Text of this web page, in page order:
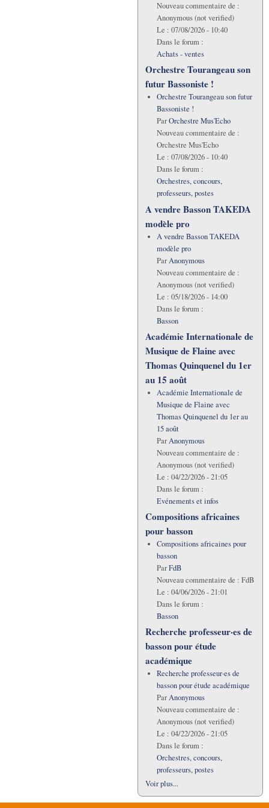
Nouveau commentaire de :
Anonymous (not verified)
Le : 07/08/2026 - 10:40
Dans le forum :
Achats - ventes
Orchestre Tourangeau son
futur Bassoniste !
Orchestre Tourangeau son futur
Bassoniste !
ParOrchestre Mus'Echo
Nouveau commentaire de :
Orchestre Mus'Echo
Le : 07/08/2026 - 10:40
Dans le forum :
Orchestres, concours,
professeurs, postes
A vendre Basson TAKEDA
modèle pro
A vendre Basson TAKEDA
modèle pro
ParAnonymous
Nouveau commentaire de :
Anonymous (not verified)
Le : 05/18/2026 - 14:00
Dans le forum :
Basson
Académie Internationale de
Musique de Flaine avec
Thomas Quinquenel du 1er
au 15 août
Académie Internationale de
Musique de Flaine avec
Thomas Quinquenel du 1er au
15 août
ParAnonymous
Nouveau commentaire de :
Anonymous (not verified)
Le : 04/22/2026 - 21:05
Dans le forum :
Evénements et infos
Compositions africaines
pour basson
Compositions africaines pour
basson
ParFdB
Nouveau commentaire de : FdB
Le : 04/06/2026 - 21:01
Dans le forum :
Basson
Recherche professeur·es de
basson pour étude
académique
Recherche professeur·es de
basson pour étude académique
ParAnonymous
Nouveau commentaire de :
Anonymous (not verified)
Le : 04/22/2026 - 21:05
Dans le forum :
Orchestres, concours,
professeurs, postes
Voir plus...